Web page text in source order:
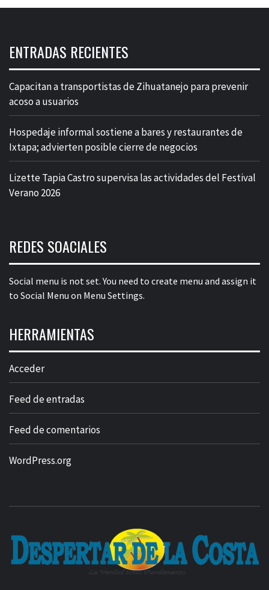
ENTRADAS RECIENTES
Capacitan a transportistas de Zihuatanejo para prevenir
acoso a usuarios
Hospedaje informal sostiene a bares y restaurantes de
Ixtapa; advierten posible cierre de negocios
Lizette Tapia Castro supervisa las actividades del Festival
Verano 2026
REDES SOACIALES
Social menu is not set. You need to create menu and assign it
to Social Menu on Menu Settings.
HERRAMIENTAS
Acceder
Feed de entradas
Feed de comentarios
WordPress.org